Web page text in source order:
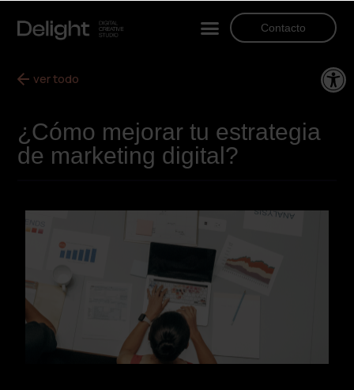
Contacto
ver todo
¿Cómo mejorar tu estrategia
de marketing digital?